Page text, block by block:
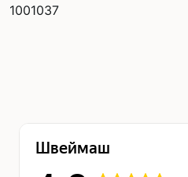
1001037